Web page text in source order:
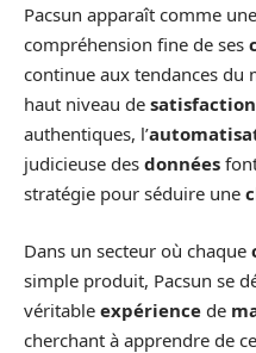
Pacsun apparaît comme
compréhension fine de ses
continue aux tendances du
haut niveau de satisfaction
authentiques, l’
judicieuse des données
stratégie pour séduire une
Dans un secteur où chaque
simple produit, Pacsun se
véritable expérience de
cherchant à apprendre de